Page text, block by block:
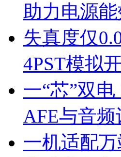
助力电源
失真度仅
4PST模拟
一“芯”双
AFE与音频
一机适配